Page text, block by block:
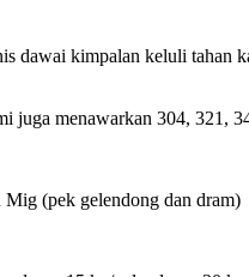
dawai kimpalan keluli tahan
juga menawarkan 304, 321,
(pek gelendong dan dram)